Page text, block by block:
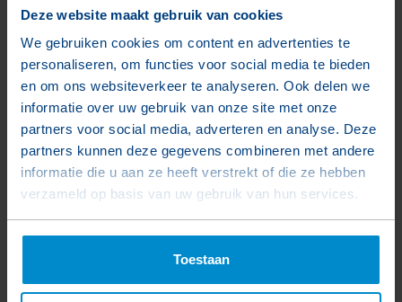
Deze website maakt gebruik van cookies
We gebruiken cookies om content en advertenties te
personaliseren, om functies voor social media te bieden
en om ons websiteverkeer te analyseren. Ook delen we
informatie over uw gebruik van onze site met onze
partners voor social media, adverteren en analyse. Deze
partners kunnen deze gegevens combineren met andere
informatie die u aan ze heeft verstrekt of die ze hebben
verzameld op basis van uw gebruik van hun services.
Toestaan
Projectgegevens
Kop van het Dok